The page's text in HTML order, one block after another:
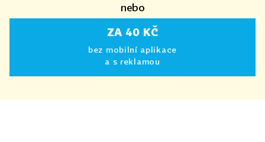
nebo
ZA 40 KČ
bez mobilní aplikace
a s reklamou